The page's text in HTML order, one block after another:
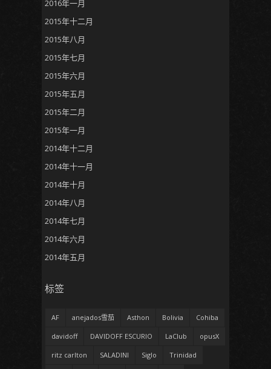
2016年一月
2015年十二月
2015年八月
2015年七月
2015年六月
2015年五月
2015年二月
2015年一月
2014年十二月
2014年十一月
2014年十月
2014年八月
2014年七月
2014年六月
2014年五月
标签
AF anejados雪茄 Asthon Bolivia Cohiba
davidoff DAVIDOFF ESCURIO LaClub opusX
ritz carlton SALADINI Siglo Trinidad